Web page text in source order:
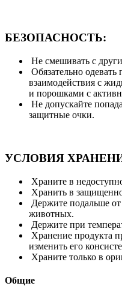
БЕЗОПАСНОСТЬ:
Не смешивать с
Обязательно
взаимодействия с
и порошками с
Не допускайте
защитные очки.
УСЛОВИЯ
Храните в
Хранить в
Держите подальше
животных.
Держите при
Хранение продукта
изменить его
Храните только в
Общие